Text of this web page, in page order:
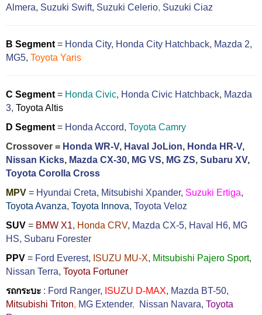
Almera, Suzuki Swift, Suzuki Celerio, Suzuki Ciaz
B Segment = Honda City, Honda City Hatchback, Mazda 2,
MG5, Toyota Yaris
C Segment = Honda Civic, Honda Civic Hatchback, Mazda
3, Toyota Altis
D Segment = Honda Accord, Toyota Camry
Crossover = Honda WR-V, Haval JoLion, Honda HR-V,
Nissan Kicks, Mazda CX-30, MG VS, MG ZS, Subaru XV,
Toyota Corolla Cross
MPV = Hyundai Creta, Mitsubishi Xpander, Suzuki Ertiga,
Toyota Avanza, Toyota Innova, Toyota Veloz
SUV = BMW X1, Honda CRV, Mazda CX-5, Haval H6, MG
HS, Subaru Forester
PPV = Ford Everest, ISUZU MU-X, Mitsubishi Pajero Sport,
Nissan Terra, Toyota Fortuner
รถกระบะ : Ford Ranger, ISUZU D-MAX, Mazda BT-50,
Mitsubishi Triton, MG Extender, Nissan Navara, Toyota